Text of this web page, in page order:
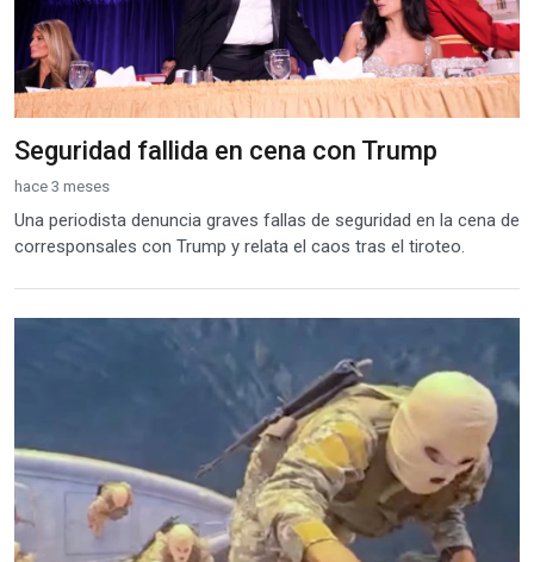
Seguridad fallida en cena con Trump
hace 3 meses
Una periodista denuncia graves fallas de seguridad en la cena de
corresponsales con Trump y relata el caos tras el tiroteo.